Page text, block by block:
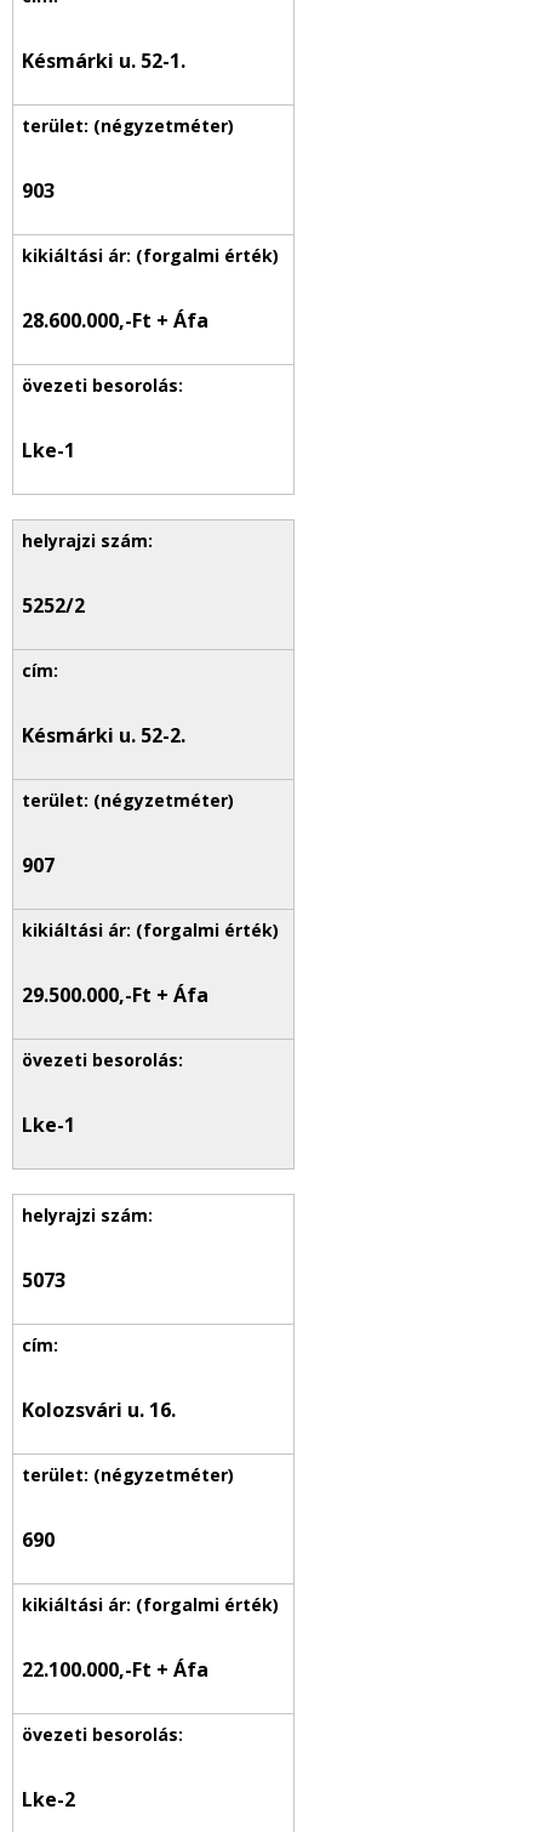
Késmárki u. 52-1.
903
28.600.000,-Ft + Áfa
Lke-1
5252/2
Késmárki u. 52-2.
907
29.500.000,-Ft + Áfa
Lke-1
5073
Kolozsvári u. 16.
690
22.100.000,-Ft + Áfa
Lke-2